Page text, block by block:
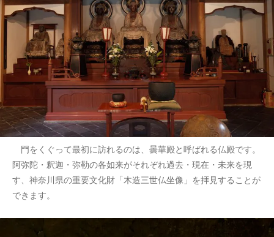
門をくぐって最初に訪れるのは、曇華殿と呼ばれる仏殿です。
阿弥陀・釈迦・弥勒の各如来がそれぞれ過去・現在・未来を現
す、神奈川県の重要文化財「木造三世仏坐像」を拝見することが
できます。